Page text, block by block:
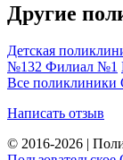
Другие
Детская
№132 Филиал №1
Все поликлиники
Написать отзыв
© 2016-2026 |